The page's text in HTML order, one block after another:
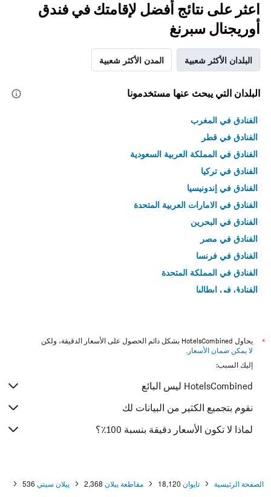
اعثر على نتائج أفضل لإقامتك في فندق
أوريجنال سبرنغ
البلدان الأكثر شعبية المدن الأكثر شعبية
البلدان التي يبحث عنها مستخدمونا
الفنادق في المغرب
الفنادق في قطر
الفنادق في المملكة العربية السعودية
الفنادق في تركيا
الفنادق في إندونيسيا
الفنادق في الامارات العربية المتحدة
الفنادق في البحرين
الفنادق في مصر
الفنادق في فرنسا
الفنادق في المملكة المتحدة
الفنادق في إيطاليا
*
يحاول HotelsCombined بشكل دائم الحصول على الأسعار الدقيقة، ولكن
لا يمكن ضمان الأسعار .
إليك السبب:
HotelsCombined ليس البائع
نقوم بتجميع الكثير من البيانات لك
لماذا لا تكون الأسعار دقيقة بنسبة 100٪؟
الصفحة الرئيسية تايوان 18,120 مقاطعة ييلان 2,368 ييلان سيتي 536